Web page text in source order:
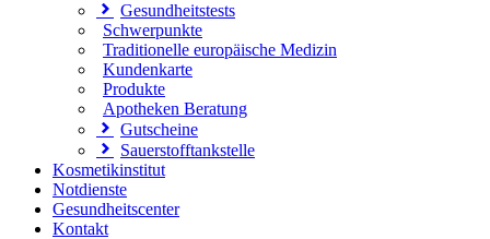
Gesundheitstests
Schwerpunkte
Traditionelle europäische Medizin
Kundenkarte
Produkte
Apotheken Beratung
Gutscheine
Sauerstofftankstelle
Kosmetikinstitut
Notdienste
Gesundheitscenter
Kontakt